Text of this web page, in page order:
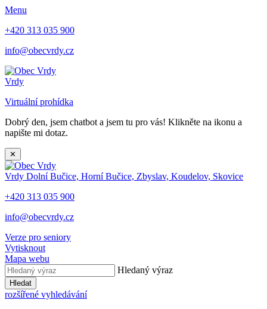
Menu
+420 313 035 900
info@obecvrdy.cz
Vrdy
Virtuální prohídka
Dobrý den, jsem chatbot a jsem tu pro vás! Klikněte na ikonu a
napište mi dotaz.
✕
Vrdy Dolní Bučice, Horní Bučice, Zbyslav, Koudelov, Skovice
+420 313 035 900
info@obecvrdy.cz
Verze pro seniory
Vytisknout
Mapa webu
Hledaný výraz
Hledat
rozšířené vyhledávání